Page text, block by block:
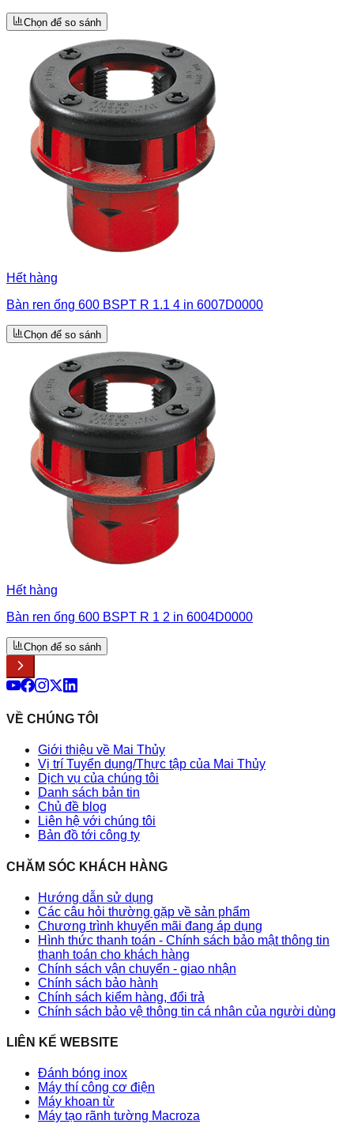
Chọn để so sánh
Hết hàng
Bàn ren ống 600 BSPT R 1.1 4 in 6007D0000
Chọn để so sánh
Hết hàng
Bàn ren ống 600 BSPT R 1 2 in 6004D0000
Chọn để so sánh
VỀ CHÚNG TÔI
Giới thiệu về Mai Thủy
Vị trí Tuyển dụng/Thực tập của Mai Thủy
Dịch vụ của chúng tôi
Danh sách bản tin
Chủ đề blog
Liên hệ với chúng tôi
Bản đồ tới công ty
CHĂM SÓC KHÁCH HÀNG
Hướng dẫn sử dụng
Các câu hỏi thường gặp về sản phẩm
Chương trình khuyến mãi đang áp dụng
Hình thức thanh toán - Chính sách bảo mật thông tin
thanh toán cho khách hàng
Chính sách vận chuyển - giao nhận
Chính sách bảo hành
Chính sách kiểm hàng, đổi trả
Chính sách bảo vệ thông tin cá nhân của người dùng
LIÊN KẾ WEBSITE
Đánh bóng inox
Máy thí công cơ điện
Máy khoan từ
Máy tạo rãnh tường Macroza